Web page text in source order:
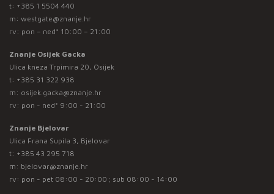
t: +385 1 5504 440
m: westgate@znanje.hr
rv: pon – ned* 10:00 – 21:00
Znanje Osijek Gacka
Ulica kneza Trpimira 20, Osijek
t: +385 31 322 938
m: osijek.gacka@znanje.hr
rv: pon - ned* 9:00 - 21:00
Znanje Bjelovar
Ulica Frana Supila 3, Bjelovar
t: +385 43 295 718
m: bjelovar@znanje.hr
rv: pon - pet 08:00 - 20:00 ; sub 08:00 - 14:00